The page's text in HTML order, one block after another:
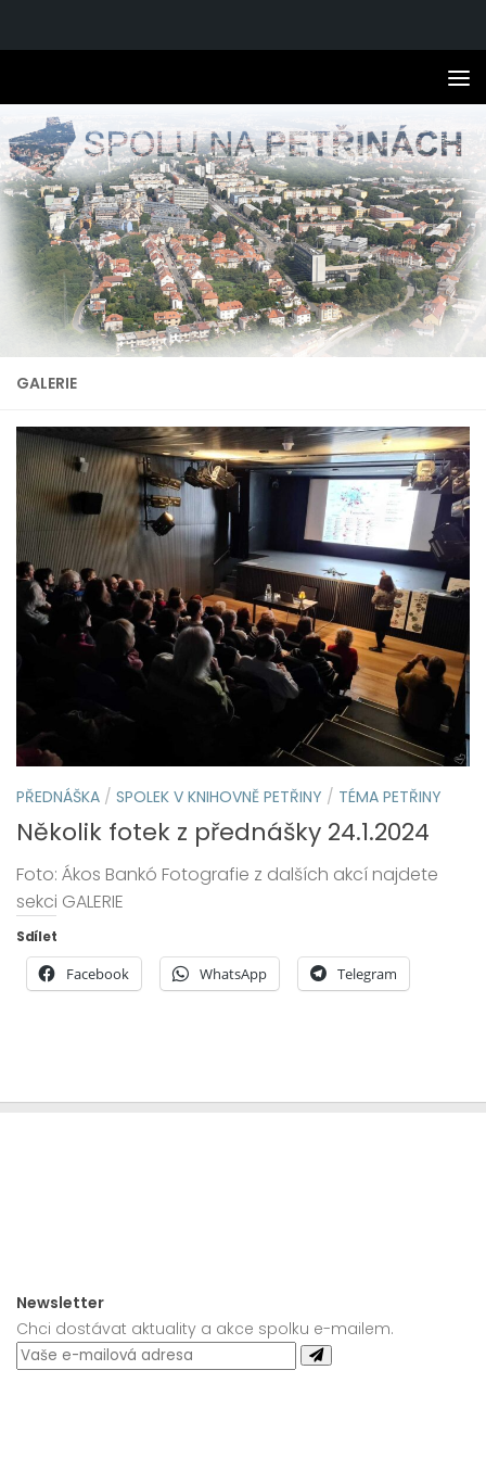
GALERIE
PŘEDNÁŠKA / SPOLEK V KNIHOVNĚ PETŘINY / TÉMA PETŘINY
Několik fotek z přednášky 24.1.2024
Foto: Ákos Bankó Fotografie z dalších akcí najdete
sekci GALERIE
Sdílet
Facebook WhatsApp Telegram
Newsletter
Chci dostávat aktuality a akce spolku e-mailem.